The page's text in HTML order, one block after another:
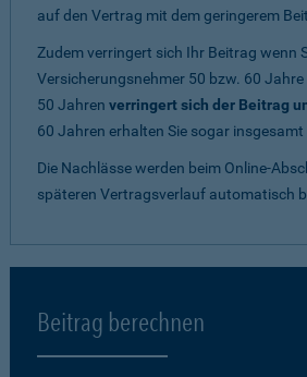
auf den Vertrag mit dem geringerem
Zudem verringert sich Ihr Beitrag wenn
Versicherungsnehmer 50 bzw. 60
50 Jahren verringert sich der Beitrag
60 Jahren erhalten Sie sogar insgesamt
Die Nachlässe werden beim Online-
späteren Vertragsverlauf automatisch
Beitrag berechnen